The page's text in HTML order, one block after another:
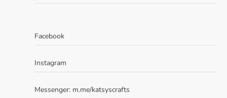
Facebook
Instagram
Messenger: m.me/katsyscrafts